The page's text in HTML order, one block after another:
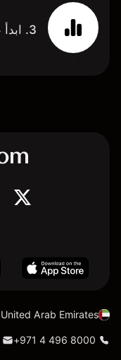
3. ابدأ عندما تكون مستعدًا
United Arab Emirates
+971 4 496 8000